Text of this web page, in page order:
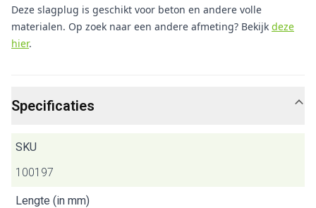
Deze slagplug is geschikt voor beton en andere volle
materialen. Op zoek naar een andere afmeting? Bekijk deze
hier.
Specificaties
SKU
100197
Lengte (in mm)